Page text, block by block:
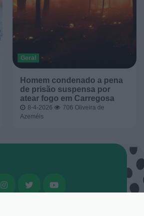
Geral
Homem condenado a pena
de prisão suspensa por
atear fogo em Carregosa
8-4-2026 706 Oliveira de
Azeméis